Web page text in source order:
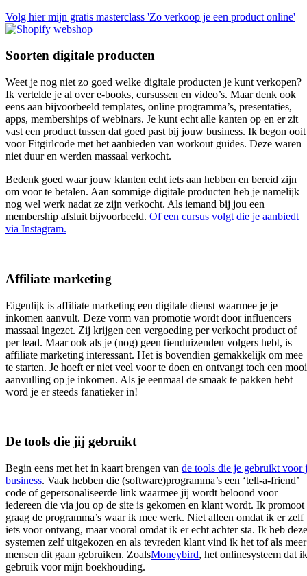
Volg hier mijn gratis masterclass 'Zo verkoop je een product online'
Soorten digitale producten
Weet je nog niet zo goed welke digitale producten je kunt verkopen?
Ik vertelde je al over e-books, cursussen en video’s. Maar denk ook
eens aan bijvoorbeeld templates, online programma’s, presentaties,
apps, memberships of webinars. Je kunt echt alle kanten op en er zit
vast een product tussen dat goed past bij jouw business. Ik begon ooit
voor Fitgirlcode met het aanbieden van workout guides. Deze waren
niet duur en werden massaal verkocht.
Bedenk goed waar jouw klanten echt iets aan hebben en bereid zijn
om voor te betalen. Aan sommige digitale producten heb je namelijk
nog wel werk nadat ze zijn verkocht. Als iemand bij jou een
membership afsluit bijvoorbeeld. Of een cursus volgt die je aanbiedt
via Instagram.
Affiliate marketing
Eigenlijk is affiliate marketing een digitale dienst waarmee je je
inkomen aanvult. Deze vorm van promotie wordt door influencers
massaal ingezet. Zij krijgen een vergoeding per verkocht product of
per lead. Maar ook als je (nog) geen tienduizenden volgers hebt, is
affiliate marketing interessant. Het is bovendien gemakkelijk om mee
te starten. Je hoeft er niet veel voor te doen en ontvangt toch een
aanvulling op je inkomen. Als je eenmaal de smaak te pakken hebt
word je er steeds fanatieker in!
De tools die jij gebruikt
Begin eens met het in kaart brengen van de tools die je gebruikt voor
business. Vaak hebben die (software)programma’s een ‘tell-a-friend’
code of gepersonaliseerde link waarmee jij wordt beloond voor
iedereen die via jou op de site is gekomen en klant wordt. Ik promoot
graag de programma’s waar ik mee werk. Niet alleen omdat ik er zelf
iets voor ontvang, maar vooral omdat ik er echt achter sta. Ik heb deze
systemen zelf uitgekozen en als tevreden klant vind ik het tof als meer
mensen dit gaan gebruiken. ZoalsMoneybird, het onlinesysteem dat ik
gebruik voor mijn boekhouding.